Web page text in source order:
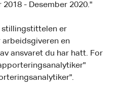
2018 - Desember 2020."
stillingstittelen er
en
ansvaret du har hatt. For